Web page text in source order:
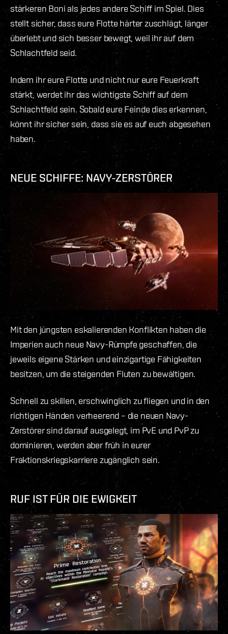
stärkeren Boni als jedes andere Schiff im Spiel. Dies
stellt sicher, dass eure Flotte härter zuschlägt, länger
überlebt und sich besser bewegt, weil ihr auf dem
Schlachtfeld seid.
Indem ihr eure Flotte und nicht nur eure Feuerkraft
stärkt, werdet ihr das wichtigste Schiff auf dem
Schlachtfeld sein. Sobald eure Feinde dies erkennen,
könnt ihr sicher sein, dass sie es auf euch abgesehen
haben.
NEUE SCHIFFE: NAVY-ZERSTÖRER
Mit den jüngsten eskalierenden Konflikten haben die
Imperien auch neue Navy-Rümpfe geschaffen, die
jeweils eigene Stärken und einzigartige Fähigkeiten
besitzen, um die steigenden Fluten zu bewältigen.
Schnell zu skillen, erschwinglich zu fliegen und in den
richtigen Händen verheerend – die neuen Navy-
Zerstörer sind darauf ausgelegt, im PvE und PvP zu
dominieren, werden aber früh in eurer
Fraktionskriegskarriere zugänglich sein.
RUF IST FÜR DIE EWIGKEIT